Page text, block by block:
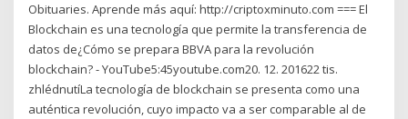
Obituaries. Aprende más aquí: http://criptoxminuto.com === El
Blockchain es una tecnología que permite la transferencia de
datos de¿Cómo se prepara BBVA para la revolución
blockchain? - YouTube5:45youtube.com20. 12. 201622 tis.
zhlédnutíLa tecnología de blockchain se presenta como una
auténtica revolución, cuyo impacto va a ser comparable al de